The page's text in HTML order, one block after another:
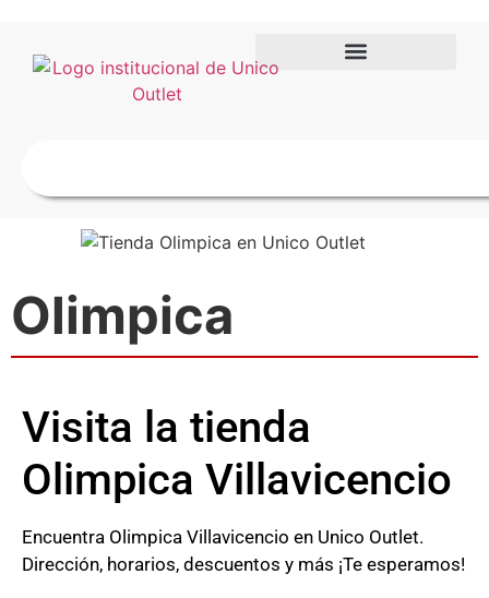
Olimpica
Visita la tienda
Olimpica Villavicencio
Encuentra Olimpica Villavicencio en Unico Outlet.
Dirección, horarios, descuentos y más ¡Te esperamos!